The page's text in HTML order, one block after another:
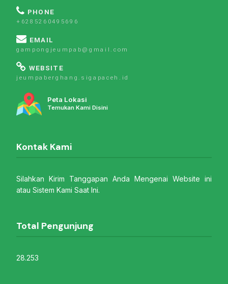
PHONE
+6285260495696
EMAIL
gampongjeumpab@gmail.com
WEBSITE
jeumpaberghang.sigapaceh.id
Peta Lokasi
Temukan Kami Disini
Kontak Kami
Silahkan Kirim Tanggapan Anda Mengenai Website ini
atau Sistem Kami Saat Ini.
Total Pengunjung
28.253